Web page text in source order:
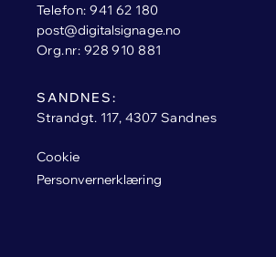
Telefon: 941 62 180
post@digitalsignage.no
Org.nr: 928 910 881
SANDNES:
Strandgt. 117, 4307 Sandnes
Cookie
Personvernerklæring